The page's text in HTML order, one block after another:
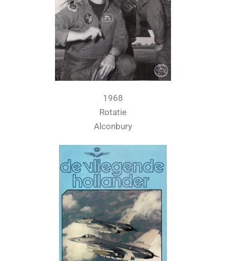
1968
Rotatie
Alconbury